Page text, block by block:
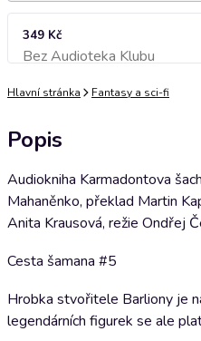
349 Kč
Bez Audioteka KlubuPřidat do
Hlavní stránka Fantasy a sci-fi
Popis
Audiokniha Karmadontova
Mahaněnko, překlad Martin
Anita Krausová, režie Ondřej
Cesta šamana #5
Hrobka stvořitele Barliony je
legendárních figurek se ale